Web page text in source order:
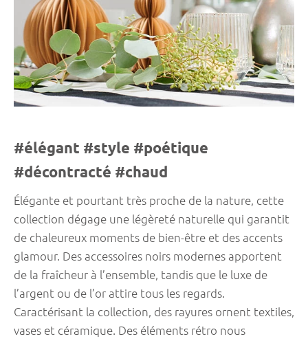
#élégant #style #poétique
#décontracté #chaud
Élégante et pourtant très proche de la nature, cette
collection dégage une légèreté naturelle qui garantit
de chaleureux moments de bien-être et des accents
glamour. Des accessoires noirs modernes apportent
de la fraîcheur à l’ensemble, tandis que le luxe de
l’argent ou de l’or attire tous les regards.
Caractérisant la collection, des rayures ornent textiles,
vases et céramique. Des éléments rétro nous